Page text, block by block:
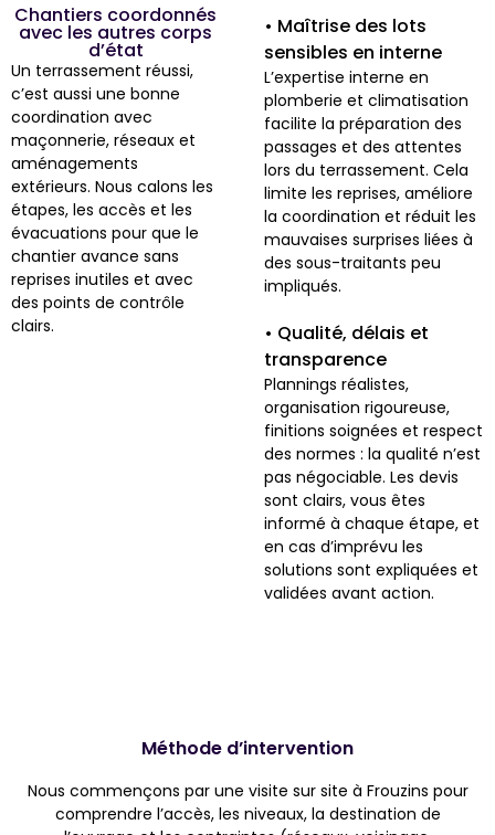
Chantiers coordonnés
avec les autres corps
d’état
Un terrassement réussi,
c’est aussi une bonne
coordination avec
maçonnerie, réseaux et
aménagements
extérieurs. Nous calons les
étapes, les accès et les
évacuations pour que le
chantier avance sans
reprises inutiles et avec
des points de contrôle
clairs.
• Maîtrise des lots
sensibles en interne
L’expertise interne en
plomberie et climatisation
facilite la préparation des
passages et des attentes
lors du terrassement. Cela
limite les reprises, améliore
la coordination et réduit les
mauvaises surprises liées à
des sous-traitants peu
impliqués.
• Qualité, délais et
transparence
Plannings réalistes,
organisation rigoureuse,
finitions soignées et respect
des normes : la qualité n’est
pas négociable. Les devis
sont clairs, vous êtes
informé à chaque étape, et
en cas d’imprévu les
solutions sont expliquées et
validées avant action.
Méthode d’intervention
Nous commençons par une visite sur site à Frouzins pour
comprendre l’accès, les niveaux, la destination de